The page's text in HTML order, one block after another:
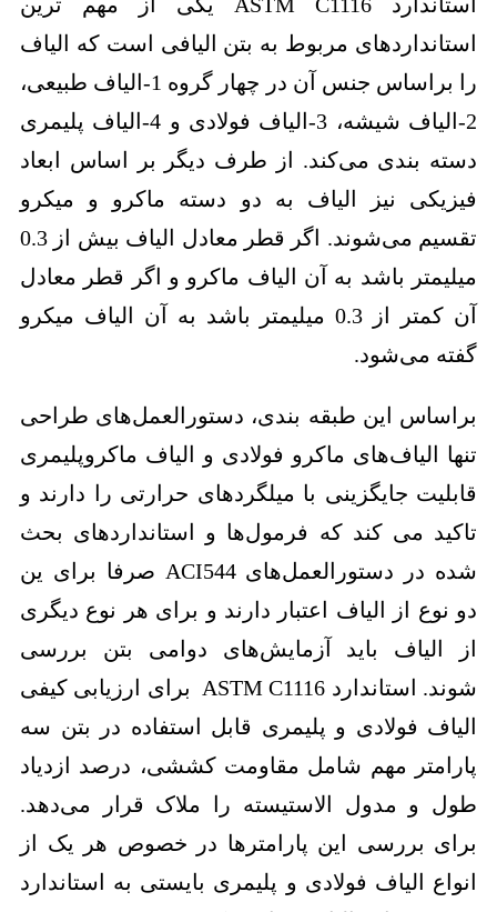
استانداردهای مربوط به بتن الیافی است که الیاف
را براساس جنس آن در چهار گروه 1-الیاف طبیعی،
2-الیاف شیشه، 3-الیاف فولادی و 4-الیاف پلیمری
دسته بندی می‌کند. از طرف دیگر بر اساس ابعاد
فیزیکی نیز الیاف به دو دسته ماکرو و میکرو
تقسیم می‌شوند. اگر قطر معادل الیاف بیش از 0.3
میلیمتر باشد به آن الیاف ماکرو و اگر قطر معادل
آن کمتر از 0.3 میلیمتر باشد به آن الیاف میکرو
گفته می‌شود.
براساس این طبقه بندی، دستورالعمل‌های طراحی
تنها الیاف‌های ماکرو فولادی و الیاف ماکروپلیمری
قابلیت جایگزینی با میلگردهای حرارتی را دارند و
تاکید می کند که فرمول‌ها و استانداردهای بحث
شده در دستورالعمل‌های ACI544 صرفا برای ین
دو نوع از الیاف اعتبار دارند و برای هر نوع دیگری
از الیاف باید آزمایش‌های دوامی بتن بررسی
شوند. استاندارد ASTM C1116 برای ارزیابی کیفی
الیاف فولادی و پلیمری قابل استفاده در بتن سه
پارامتر مهم شامل مقاومت کششی، درصد ازدیاد
طول و مدول الاستیسته را ملاک قرار می‌دهد.
برای بررسی این پارامترها در خصوص هر یک از
انواع الیاف فولادی و پلیمری بایستی به استاندارد